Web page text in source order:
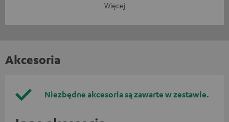
Więcej
Akcesoria
Niezbędne akcesoria są zawarte w zestawie.